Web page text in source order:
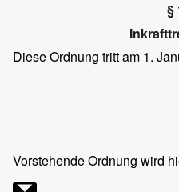
§
Diese Ordnung tritt am 1.
Vorstehende Ordnung wird